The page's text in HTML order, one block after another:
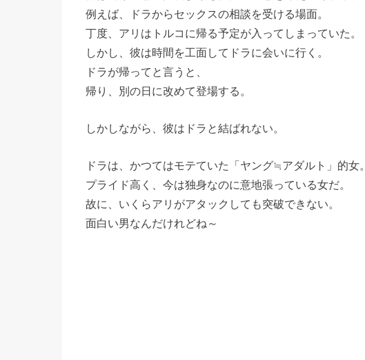
例えば、ドラからセックスの相談を受ける場面。
丁度、アリはトルコに帰る予定が入ってしまっていた。
しかし、彼は時間を工面してドラに会いに行く。
ドラが帰ってと言うと、
帰り、別の日に改めて登場する。
しかしながら、彼はドラと結ばれない。
ドラは、かつてはモテていた「ヤング≒アダルト」的女。
プライド高く、今は独身なのに意地張っている女だ。
故に、いくらアリがアタックしても突破できない。
面白い男なんだけれどね～